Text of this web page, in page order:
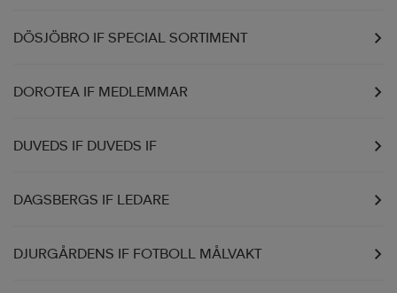
DÖSJÖBRO IF SPECIAL SORTIMENT
DOROTEA IF MEDLEMMAR
DUVEDS IF DUVEDS IF
DAGSBERGS IF LEDARE
DJURGÅRDENS IF FOTBOLL MÅLVAKT